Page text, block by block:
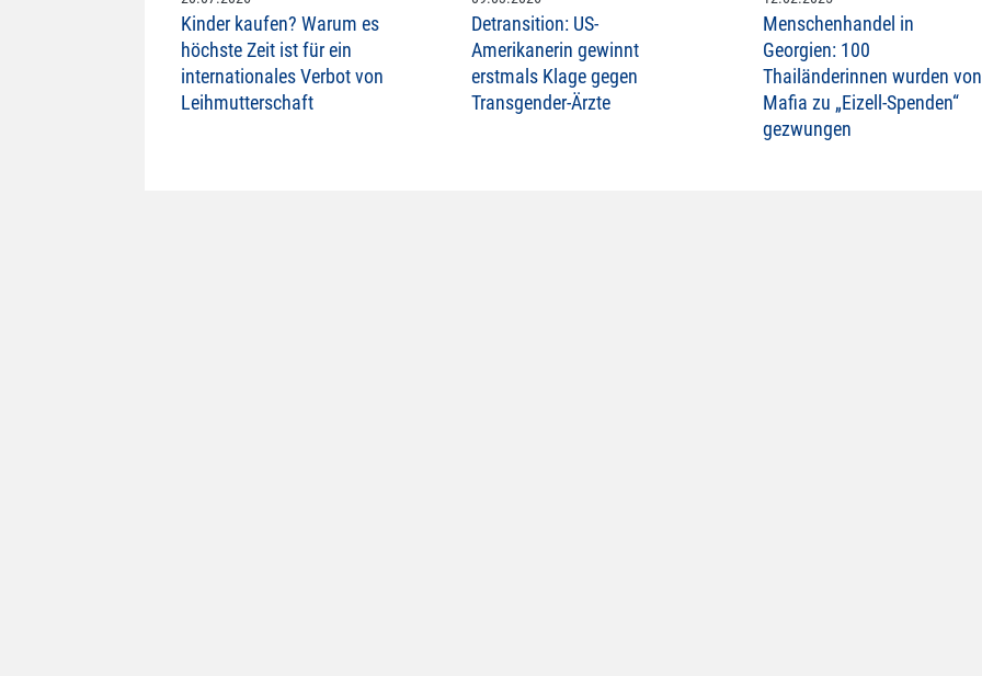
Kinder kaufen? Warum es
höchste Zeit ist für ein
internationales Verbot von
Leihmutterschaft
Detransition: US-
Amerikanerin gewinnt
erstmals Klage gegen
Transgender-Ärzte
Menschenhandel in
Georgien: 100
Thailänderinnen wurden von
Mafia zu „Eizell-Spenden“
gezwungen